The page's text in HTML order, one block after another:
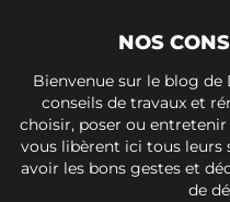
NOS
Bienvenue sur le blog
conseils de travaux et
choisir, poser ou
vous libèrent ici tous leurs
avoir les bons gestes et
de